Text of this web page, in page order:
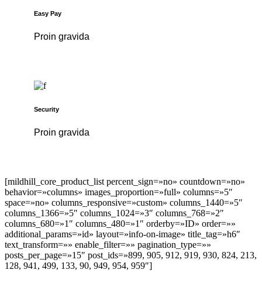
Easy Pay
Proin gravida
Security
Proin gravida
[mildhill_core_product_list percent_sign=»no» countdown=»no»
behavior=»columns» images_proportion=»full» columns=»5″
space=»no» columns_responsive=»custom» columns_1440=»5″
columns_1366=»5″ columns_1024=»3″ columns_768=»2″
columns_680=»1″ columns_480=»1″ orderby=»ID» order=»»
additional_params=»id» layout=»info-on-image» title_tag=»h6″
text_transform=»» enable_filter=»» pagination_type=»»
posts_per_page=»15″ post_ids=»899, 905, 912, 919, 930, 824, 213,
128, 941, 499, 133, 90, 949, 954, 959″]